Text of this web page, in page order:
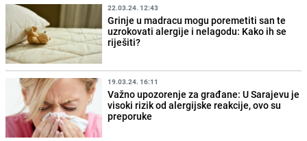
22.03.24. 12:43
Grinje u madracu mogu poremetiti san te
uzrokovati alergije i nelagodu: Kako ih se
riješiti?
19.03.24. 16:11
Važno upozorenje za građane: U Sarajevu je
visoki rizik od alergijske reakcije, ovo su
preporuke